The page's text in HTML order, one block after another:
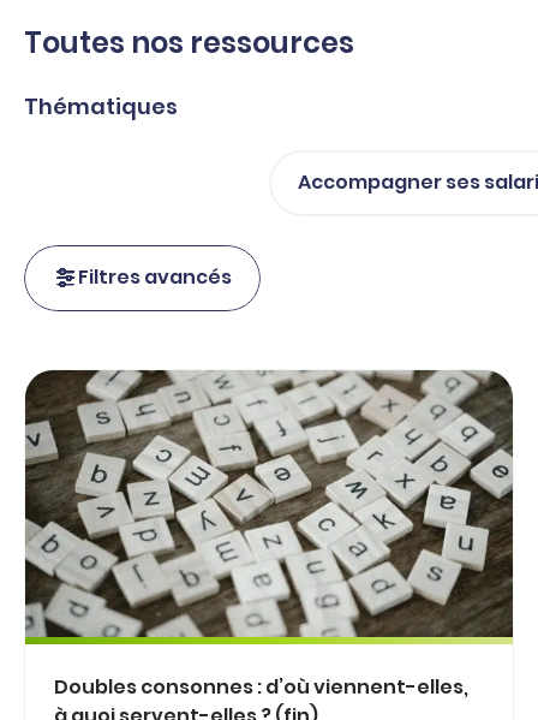
Toutes nos ressources
Thématiques
Accompagner ses
Filtres avancés
Doubles consonnes : d’où viennent-elles,